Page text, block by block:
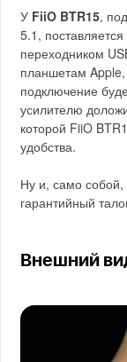
У FiiO BTR15,
5.1,
переходником
планшетам
подключение
усилителю
которой FiiO
удобства.
Ну и, само собой,
гарантийный
Внешний